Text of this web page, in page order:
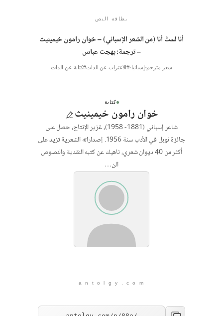
بطاقة النص
أنا لستُ أنا (من الشعر الإسباني) – خوان رامون خيمينيث
– ترجمة: بهجت عباس
شعر مترجم إسبانيا #الاغتراب عن الذات#كتابة عن الذات
كتابة
خوان رامون خيمينيث
شاعر إسباني (1881- 1958)، غزير الإنتاج، حصل على
جائزة نوبل في الأدب سنة 1956. إصداراته الشعرية تزيد على
أكثر من 40 ديوان شعري، ناهيك عن كتبه النقدية والنصوص
الن…
a n t o l g y . c o m